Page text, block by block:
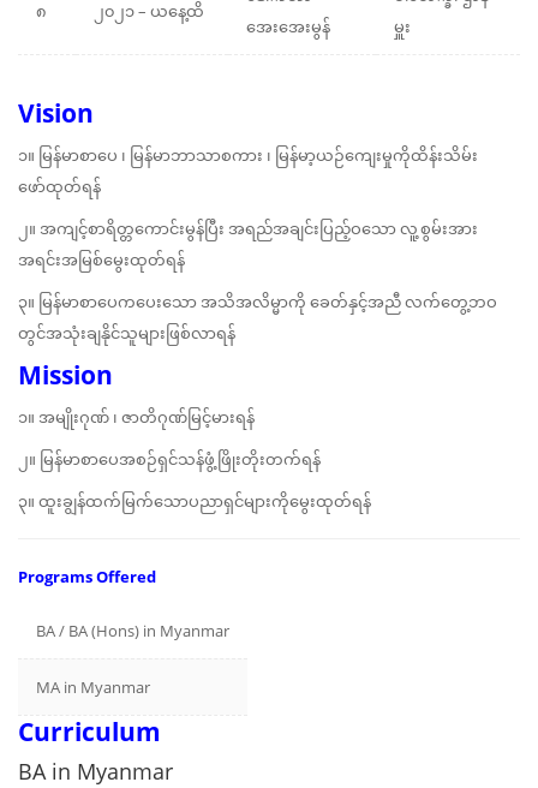
၈ ၂၀၂၁ – ယနေ့ထိ
အေးအေးမွန်
မှူး
Vision
၁။ မြန်မာစာပေ ၊ မြန်မာဘာသာစကား ၊ မြန်မာ့ယဉ်ကျေးမှုကိုထိန်းသိမ်း
ဖော်ထုတ်ရန်
၂။ အကျင့်စာရိတ္တကောင်းမွန်ပြီး အရည်အချင်းပြည့်ဝသော လူ့စွမ်းအား
အရင်းအမြစ်မွေးထုတ်ရန်
၃။ မြန်မာစာပေကပေးသော အသိအလိမ္မာကို ခေတ်နှင့်အညီ လက်တွေ့ဘဝ
တွင်အသုံးချနိုင်သူများဖြစ်လာရန်
Mission
၁။ အမျိုးဂုဏ် ၊ ဇာတိဂုဏ်မြင့်မားရန်
၂။ မြန်မာစာပေအစဉ်ရှင်သန်ဖွံ့ဖြိုးတိုးတက်ရန်
၃။ ထူးချွန်ထက်မြက်သောပညာရှင်များကိုမွေးထုတ်ရန်
Programs Offered
BA / BA (Hons) in Myanmar
MA in Myanmar
Curriculum
BA in Myanmar